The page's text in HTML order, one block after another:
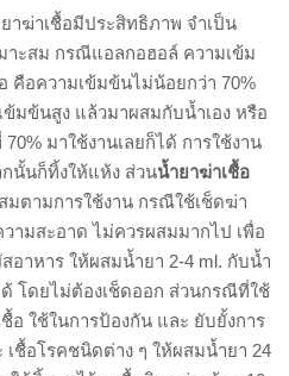
าฆ่าเชื้อมีประสิทธิภาพ จำเป็น
าะสม กรณีแอลกอฮอล์ ความเข้ม
คือความเข้มข้นไม่น้อยกว่า 70%
มข้นสูง แล้วมาผสมกับน้ำเอง หรือ
มาใช้งานเลยก็ได้ การใช้งาน
นั้นก็ทิ้งให้แห้ง ส่วนน้ำยาฆ่าเชื้อ
มตามการใช้งาน กรณีใช้เช็ดฆ่า
ามสะอาด ไม่ควรผสมมากไป เพื่อ
อาหาร ให้ผสมน้ำยา 2-4 ml. กับน้ำ
โดยไม่ต้องเช็ดออก ส่วนกรณีที่ใช้
อ ใช้ในการป้องกัน และ ยับยั้งการ
เชื้อโรคชนิดต่าง ๆ ให้ผสมน้ำยา 24